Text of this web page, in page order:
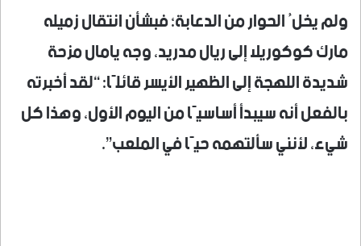
ولم يخلُ الحوار من الدعابة؛ فبشأن انتقال زميله
مارك كوكوريلا إلى ريال مدريد، وجه يامال مزحة
شديدة اللهجة إلى الظهير الأيسر قائلًا: “لقد أخبرته
بالفعل أنه سيبدأ أساسيًا من اليوم الأول، وهذا كل
شيء، لأنني سألتهمه حيًا في الملعب”.